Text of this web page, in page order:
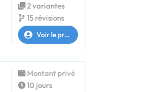
2 variantes
15 révisions
Voir le profil
Montant privé
10 jours